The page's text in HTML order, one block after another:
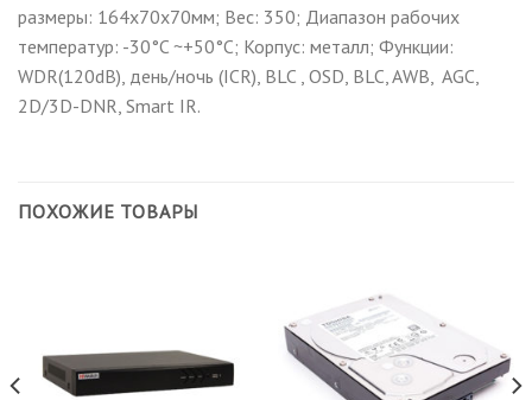
размеры: 164х70х70мм; Вес: 350; Диапазон рабочих
температур: -30°C ~+50°C; Корпус: металл; Функции:
WDR(120dB), день/ночь (ICR), BLC , OSD, BLC, AWB, AGC,
2D/3D-DNR, Smart IR.
ПОХОЖИЕ ТОВАРЫ